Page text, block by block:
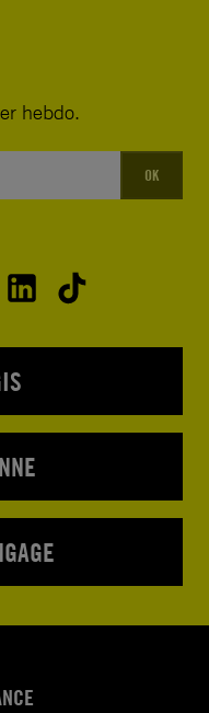
hebdo.
OK